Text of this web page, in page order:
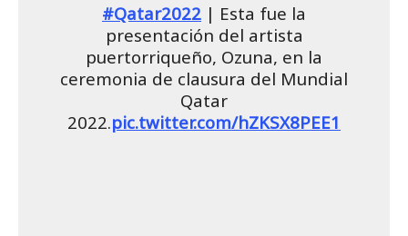
#Qatar2022 | Esta fue la
presentación del artista
puertorriqueño, Ozuna, en la
ceremonia de clausura del Mundial
Qatar
2022.pic.twitter.com/hZKSX8PEE1